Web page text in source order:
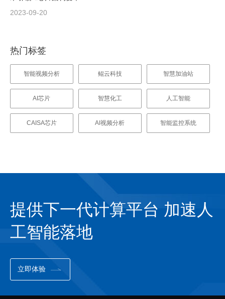
2023-09-20
热门标签
智能视频分析 鲲云科技 智慧加油站
AI芯片 智慧化工 人工智能
CAISA芯片 AI视频分析 智能监控系统
提供下一代计算平台 加速人
工智能落地
立即体验